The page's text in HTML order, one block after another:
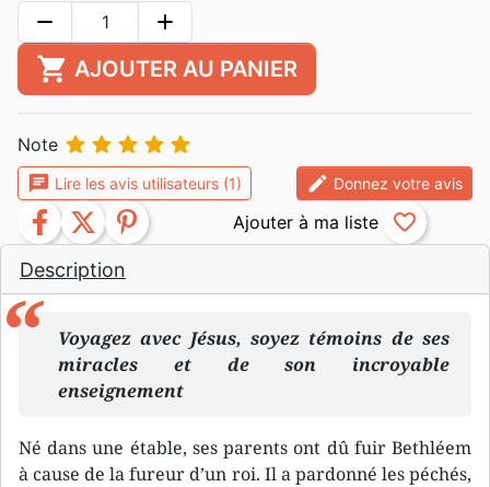
Description
Voyagez avec Jésus, soyez témoins de ses
miracles et de son incroyable
enseignement
Né dans une étable, ses parents ont dû fuir Bethléem
à cause de la fureur d’un roi. Il a pardonné les péchés,
remove add
shopping_cart AJOUTER AU PANIER
Note     
chat Lire les avis utilisateurs (1) edit Donnez votre avis
facebook twitter pinterest favorite_border